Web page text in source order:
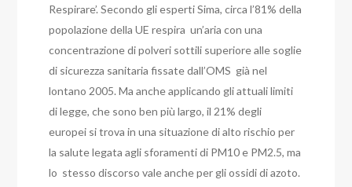
Respirare’. Secondo gli esperti Sima, circa l’81% della
popolazione della UE respira un’aria con una
concentrazione di polveri sottili superiore alle soglie
di sicurezza sanitaria fissate dall’OMS già nel
lontano 2005. Ma anche applicando gli attuali limiti
di legge, che sono ben più largo, il 21% degli
europei si trova in una situazione di alto rischio per
la salute legata agli sforamenti di PM10 e PM2.5, ma
lo stesso discorso vale anche per gli ossidi di azoto.